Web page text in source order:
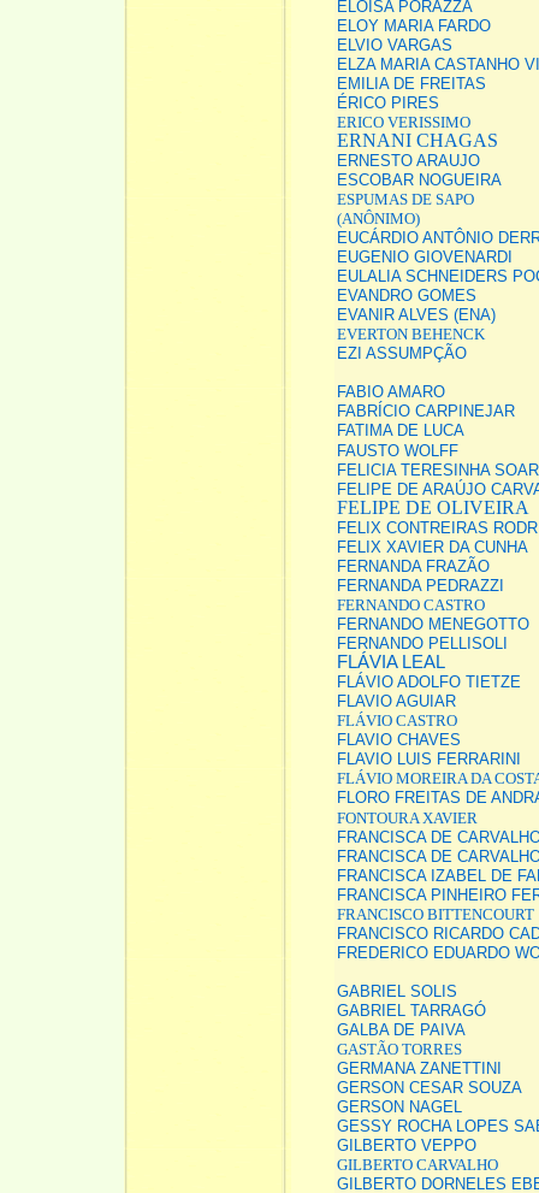
ELOISA PORAZZA
ELOY MARIA FARDO
ELVIO VARGAS
ELZA MARIA CASTANHO
EMILIA DE FREITAS
ÉRICO PIRES
ERICO VERISSIMO
ERNANI CHAGAS
ERNESTO ARAUJO
ESCOBAR NOGUEIRA
ESPUMAS DE SAPO
(ANÔNIMO)
EUCÁRDIO ANTÔNIO
EUGENIO GIOVENARDI
EULALIA SCHNEIDERS
EVANDRO GOMES
EVANIR ALVES (ENA)
EVERTON BEHENCK
EZI ASSUMPÇÃO
FABIO AMARO
FABRÍCIO CARPINEJAR
FATIMA DE LUCA
FAUSTO WOLFF
FELICIA TERESINHA
FELIPE DE ARAÚJO
FELIPE DE OLIVEIRA
FELIX CONTREIRAS
FELIX XAVIER DA CUNHA
FERNANDA FRAZÃO
FERNANDA PEDRAZZI
FERNANDO CASTRO
FERNANDO MENEGOTTO
FERNANDO PELLISOLI
FLÁVIA LEAL
FLÁVIO ADOLFO TIETZE
FLAVIO AGUIAR
FLÁVIO CASTRO
FLAVIO CHAVES
FLAVIO LUIS FERRARINI
FLÁVIO MOREIRA DA
FLORO FREITAS DE
FONTOURA XAVIER
FRANCISCA DE
FRANCISCA DE
FRANCISCA IZABEL DE
FRANCISCA PINHEIRO
FRANCISCO BITTENCOURT
FRANCISCO RICARDO
FREDERICO EDUARDO
GABRIEL SOLIS
GABRIEL TARRAGÓ
GALBA DE PAIVA
GASTÃO TORRES
GERMANA ZANETTINI
GERSON CESAR SOUZA
GERSON NAGEL
GESSY ROCHA LOPES
GILBERTO VEPPO
GILBERTO CARVALHO
GILBERTO DORNELES